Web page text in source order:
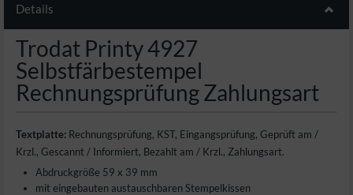
Details
Trodat Printy 4927
Selbstfärbestempel
Rechnungsprüfung Zahlungsart
Textplatte: Rechnungsprüfung, KST, Eingangsprüfung, Geprüft am /
Krzl., Gescannt / Informiert, Bezahlt am / Krzl., Zahlungsart.
Abdruckgröße 59 x 39 mm
mit eingebauten austauschbaren Stempelkissen